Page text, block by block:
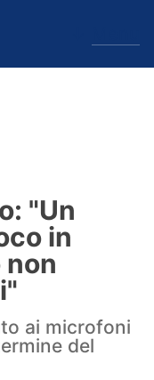
"Un
in
ai microfoni
del